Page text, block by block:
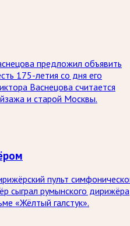
предложил объявить
175-летия со дня его
Васнецова считается
и старой Москвы.
пульт
сыграл румынского дирижёра
«Жёлтый галстук».